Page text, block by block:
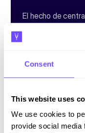
Consent
This website uses
We use cookies to
provide social media
El hecho de
reclamaciones
impacto en la
para denunciar
resuelven más